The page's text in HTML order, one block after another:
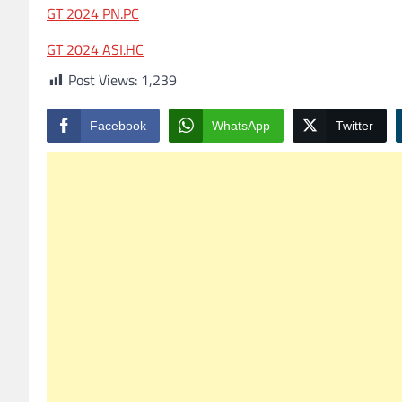
GT 2024 PN.PC
GT 2024 ASI.HC
Post Views: 1,239
Facebook WhatsApp Twitter